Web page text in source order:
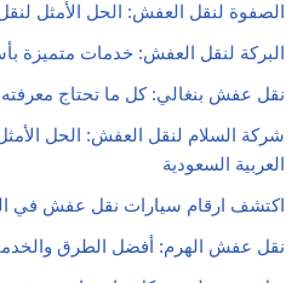
الصفوة لنقل العفش: الحل الأمثل
البركة لنقل العفش: خدمات متميزة
نقل عفش بنغالي: كل ما تحتاج
شركة السلام لنقل العفش: الحل
العربية السعودية
اكتشف ارقام سيارات نقل عفش في
نقل عفش الهرم: أفضل الطرق